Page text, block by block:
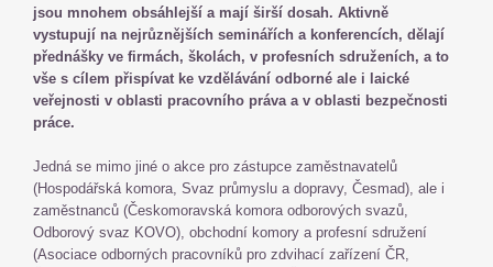
jsou mnohem obsáhlejší a mají širší dosah. Aktivně
vystupují na nejrůznějších seminářích a konferencích, dělají
přednášky ve firmách, školách, v profesních sdruženích, a to
vše s cílem přispívat ke vzdělávání odborné ale i laické
veřejnosti v oblasti pracovního práva a v oblasti bezpečnosti
práce.
Jedná se mimo jiné o akce pro zástupce zaměstnavatelů
(Hospodářská komora, Svaz průmyslu a dopravy, Česmad), ale i
zaměstnanců (Českomoravská komora odborových svazů,
Odborový svaz KOVO), obchodní komory a profesní sdružení
(Asociace odborných pracovníků pro zdvihací zařízení ČR,